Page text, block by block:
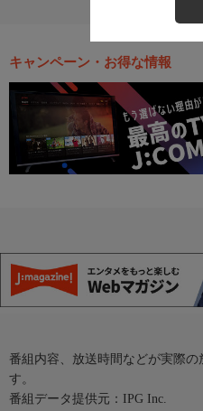
キャンペーン・お得な情報
番組内容、放送時間などが実際
す。
番組データ提供元：IPG Inc.